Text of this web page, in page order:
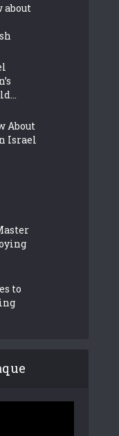
about
About
Israel
to